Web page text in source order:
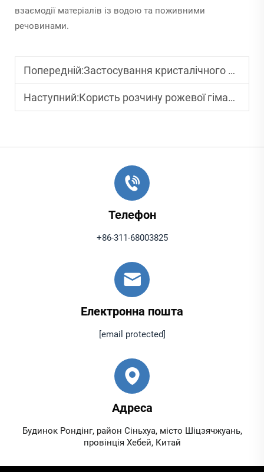
взаємодії матеріалів із водою та поживними
речовинами.
Попередній:Застосування кристалічного кварцовго піску у виробництві скла та ювелірних виробів
Наступний:Користь розчину рожевої гімалайської морської солі для приготування їжі та догляду за шкірою
Телефон
+86-311-68003825
Електронна пошта
[email protected]
Адреса
Будинок Рондінг, район Сіньхуа, місто Шіцзячжуань,
провінція Хебей, Китай